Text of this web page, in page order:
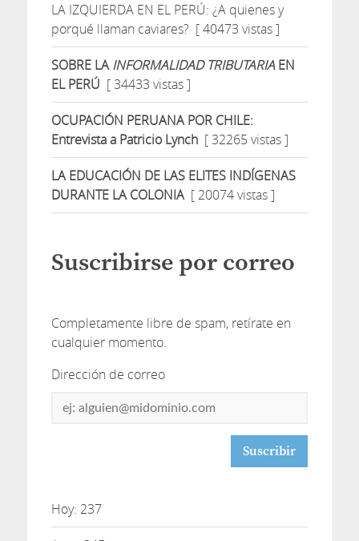
LA IZQUIERDA EN EL PERÚ: ¿A quienes y
porqué llaman caviares? [ 40473 vistas ]
SOBRE LAINFORMALIDAD TRIBUTARIAEN
EL PERÚ [ 34433 vistas ]
OCUPACIÓN PERUANA POR CHILE:
Entrevista a Patricio Lynch[ 32265 vistas ]
LA EDUCACIÓN DE LAS ELITES INDÍGENAS
DURANTE LA COLONIA[ 20074 vistas ]
Suscribirse por correo
Completamente libre de spam, retírate en
cualquier momento.
Dirección de correo
Dirección
Hoy: 237